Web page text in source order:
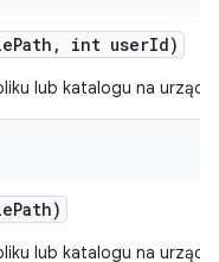
Path , int userId)
lub katalogu na
Path)
lub katalogu na